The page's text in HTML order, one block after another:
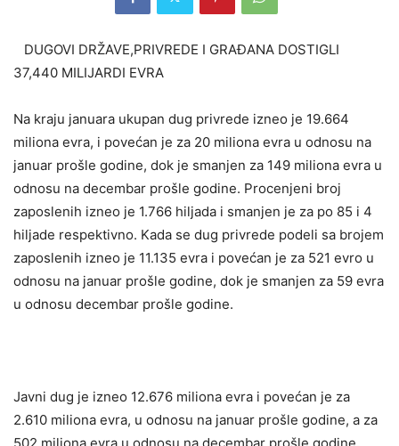
DUGOVI DRŽAVE,PRIVREDE I GRAĐANA DOSTIGLI
37,440 MILIJARDI EVRA
Na kraju januara ukupan dug privrede izneo je 19.664
miliona evra, i povećan je za 20 miliona evra u odnosu na
januar prošle godine, dok je smanjen za 149 miliona evra u
odnosu na decembar prošle godine. Procenjeni broj
zaposlenih izneo je 1.766 hiljada i smanjen je za po 85 i 4
hiljade respektivno. Kada se dug privrede podeli sa brojem
zaposlenih izneo je 11.135 evra i povećan je za 521 evro u
odnosu na januar prošle godine, dok je smanjen za 59 evra
u odnosu decembar prošle godine.
Javni dug je izneo 12.676 miliona evra i povećan je za
2.610 miliona evra, u odnosu na januar prošle godine, a za